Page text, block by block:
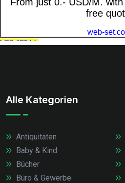
Alle Kategorien
Antiquitäten
Baby & Kind
Bücher
Büro & Gewerbe